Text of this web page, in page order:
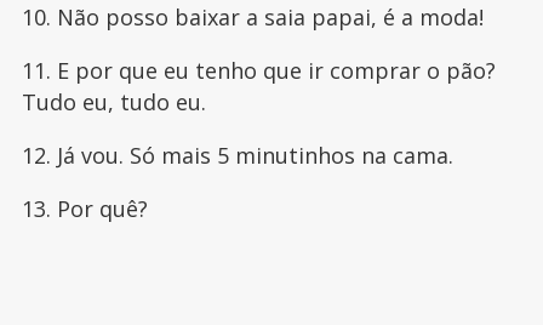
10. Não posso baixar a saia papai, é a moda!
11. E por que eu tenho que ir comprar o pão?
Tudo eu, tudo eu.
12. Já vou. Só mais 5 minutinhos na cama.
13. Por quê?